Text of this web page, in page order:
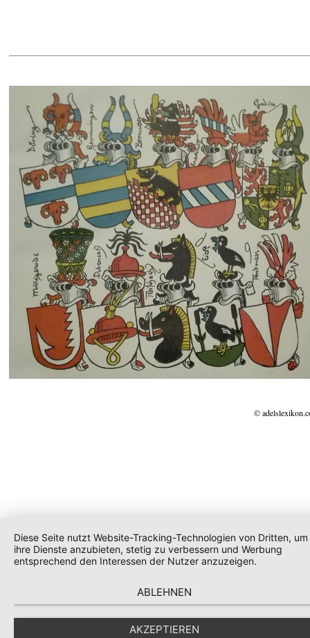
©
Diese Seite nutzt Website-Tracking-Technologien von Dritten, um
ihre Dienste anzubieten, stetig zu verbessern und Werbung
entsprechend den Interessen der Nutzer anzuzeigen.
ABLEHNEN
AKZEPTIEREN